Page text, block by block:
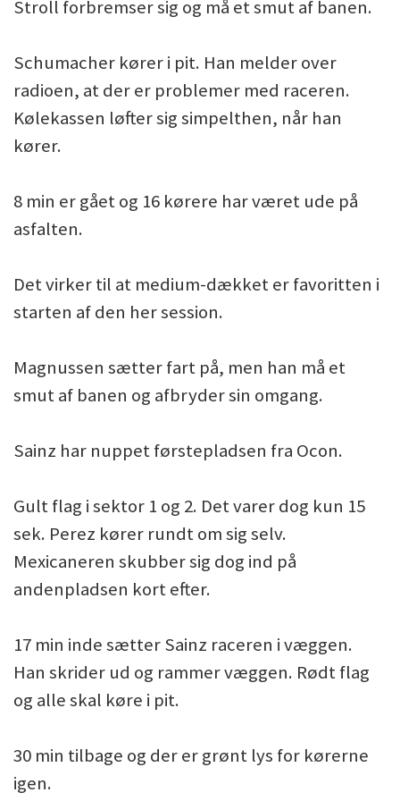
Stroll forbremser sig og må et smut af banen.
Schumacher kører i pit. Han melder over
radioen, at der er problemer med raceren.
Kølekassen løfter sig simpelthen, når han
kører.
8 min er gået og 16 kørere har været ude på
asfalten.
Det virker til at medium-dækket er favoritten i
starten af den her session.
Magnussen sætter fart på, men han må et
smut af banen og afbryder sin omgang.
Sainz har nuppet førstepladsen fra Ocon.
Gult flag i sektor 1 og 2. Det varer dog kun 15
sek. Perez kører rundt om sig selv.
Mexicaneren skubber sig dog ind på
andenpladsen kort efter.
17 min inde sætter Sainz raceren i væggen.
Han skrider ud og rammer væggen. Rødt flag
og alle skal køre i pit.
30 min tilbage og der er grønt lys for kørerne
igen.